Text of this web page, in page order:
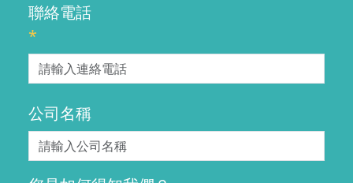
聯絡電話
*
公司名稱